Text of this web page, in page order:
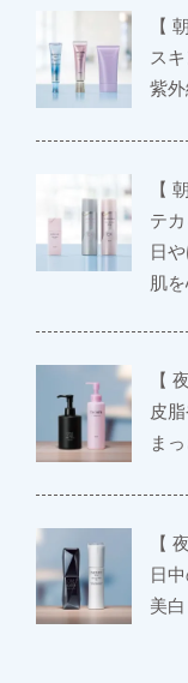
【
ス
紫
【
テ
日
肌
【
皮
ま
【
日
美